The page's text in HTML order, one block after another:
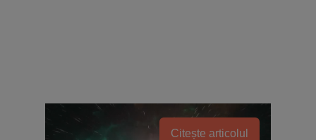
Citește articolul